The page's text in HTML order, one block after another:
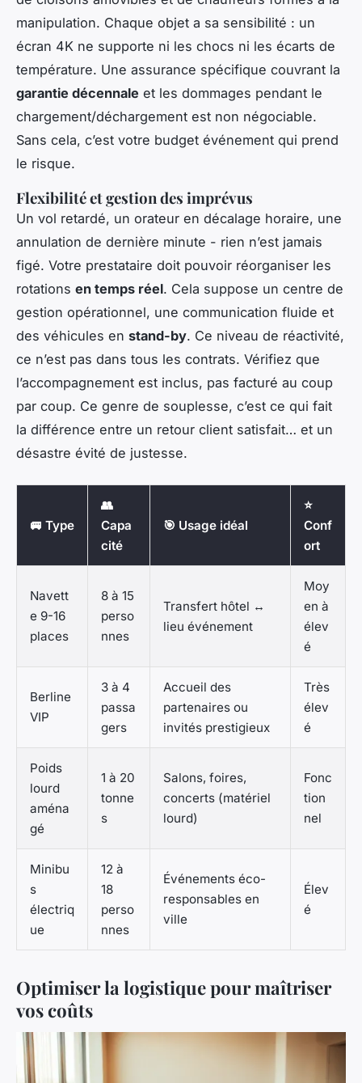
manipulation. Chaque objet a sa sensibilité : un
écran 4K ne supporte ni les chocs ni les écarts de
température. Une assurance spécifique couvrant la
garantie décennale et les dommages pendant le
chargement/déchargement est non négociable.
Sans cela, c’est votre budget événement qui prend
le risque.
Flexibilité et gestion des imprévus
Un vol retardé, un orateur en décalage horaire, une
annulation de dernière minute - rien n’est jamais
figé. Votre prestataire doit pouvoir réorganiser les
rotations en temps réel. Cela suppose un centre de
gestion opérationnel, une communication fluide et
des véhicules en stand-by. Ce niveau de réactivité,
ce n’est pas dans tous les contrats. Vérifiez que
l’accompagnement est inclus, pas facturé au coup
par coup. Ce genre de souplesse, c’est ce qui fait
la différence entre un retour client satisfait… et un
désastre évité de justesse.
🚐 Type
👥
Capa
cité
🎯 Usage idéal
⭐
Conf
ort
Navett
e 9-16
places
8 à 15
perso
nnes
Transfert hôtel ↔
lieu événement
Moy
en à
élev
é
Berline
VIP
3 à 4
passa
gers
Accueil des
partenaires ou
invités prestigieux
Très
élev
é
Poids
lourd
aména
gé
1 à 20
tonne
s
Salons, foires,
concerts (matériel
lourd)
Fonc
tion
nel
Minibu
s
électriq
ue
12 à
18
perso
nnes
Événements éco-
responsables en
ville
Élev
é
Optimiser la logistique pour maîtriser
vos coûts